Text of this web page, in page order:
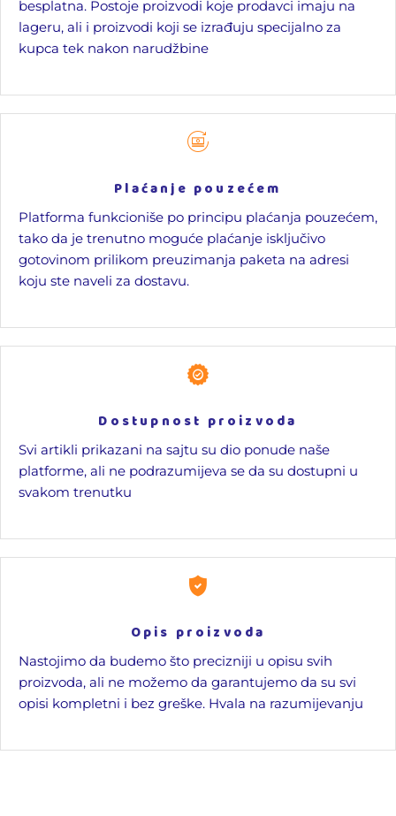
besplatna. Postoje proizvodi koje prodavci imaju na
lageru, ali i proizvodi koji se izrađuju specijalno za
kupca tek nakon narudžbine
Plaćanje pouzećem
Platforma funkcioniše po principu plaćanja pouzećem,
tako da je trenutno moguće plaćanje isključivo
gotovinom prilikom preuzimanja paketa na adresi
koju ste naveli za dostavu.
Dostupnost proizvoda
Svi artikli prikazani na sajtu su dio ponude naše
platforme, ali ne podrazumijeva se da su dostupni u
svakom trenutku
Opis proizvoda
Nastojimo da budemo što precizniji u opisu svih
proizvoda, ali ne možemo da garantujemo da su svi
opisi kompletni i bez greške. Hvala na razumijevanju